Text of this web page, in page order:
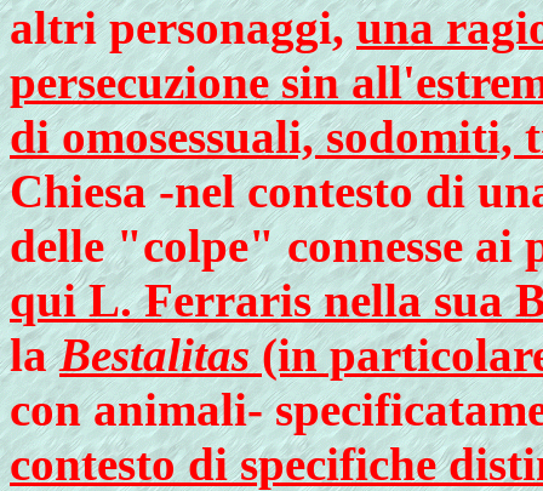
altri personaggi, una
persecuzione sin
di omosessuali, sodomiti,
Chiesa -nel contesto di
delle "colpe" connesse ai
qui L. Ferraris nella sua
laBestalitas(in
con animali-
contesto di specifiche